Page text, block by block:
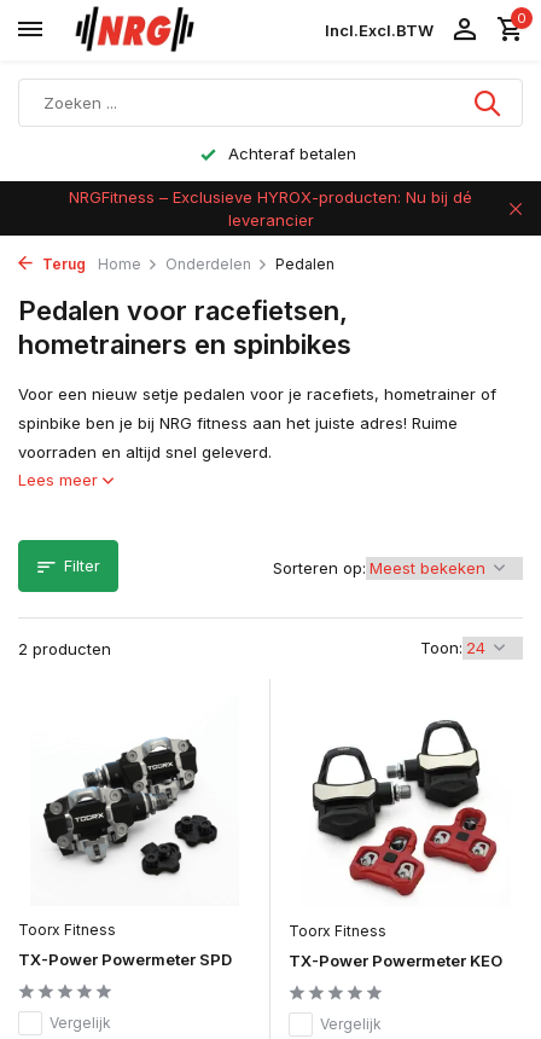
Incl.Excl.BTW
0
Achteraf betalen
NRGFitness – Exclusieve HYROX-producten: Nu bij dé
leverancier
Terug Home Onderdelen Pedalen
Pedalen voor racefietsen,
hometrainers en spinbikes
Voor een nieuw setje pedalen voor je racefiets, hometrainer of
spinbike ben je bij NRG fitness aan het juiste adres! Ruime
voorraden en altijd snel geleverd.
Lees meer
Filter
2 producten Toon:
Sorteren op:
Toorx Fitness
TX-Power Powermeter SPD
Vergelijk
Toorx Fitness
TX-Power Powermeter KEO
Vergelijk